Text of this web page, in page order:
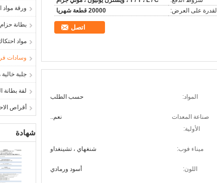
ورقة مواد
بطانة
مواد
وسادات
جلبة
لفة
أقراص
شهادة
القدرة على العرض:
20000 قطعة شهريا
اتصل
المواد: حسب الطلب
صناعة المعدات
الأولية:
نعم..
ميناء فوب: شنغهاي ، تشينغداو
اللون: أسود ورمادي